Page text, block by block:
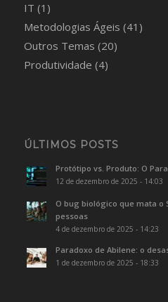
IT (1)
Metodologias Ágeis (41)
Outros Temas (20)
Produtividade (4)
ÚLTIMOS POSTS
Protótipo vs. Produto: O
12 de dezembro de 2025 - 14:03
O bug biológico que mata o
pessoas
4 de dezembro de 2025 - 14:23
Paradoxo de Abilene: o
1 de dezembro de 2025 - 18:33